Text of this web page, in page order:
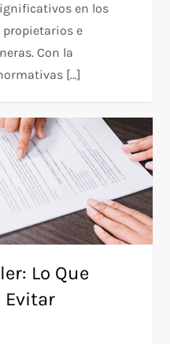
en los
e
Con la
[…]
Lo Que
Evitar